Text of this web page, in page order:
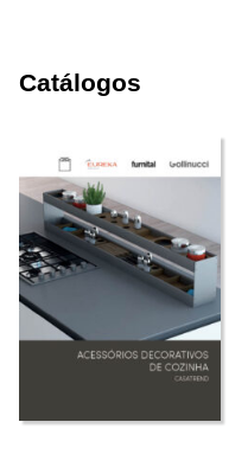
Catálogos